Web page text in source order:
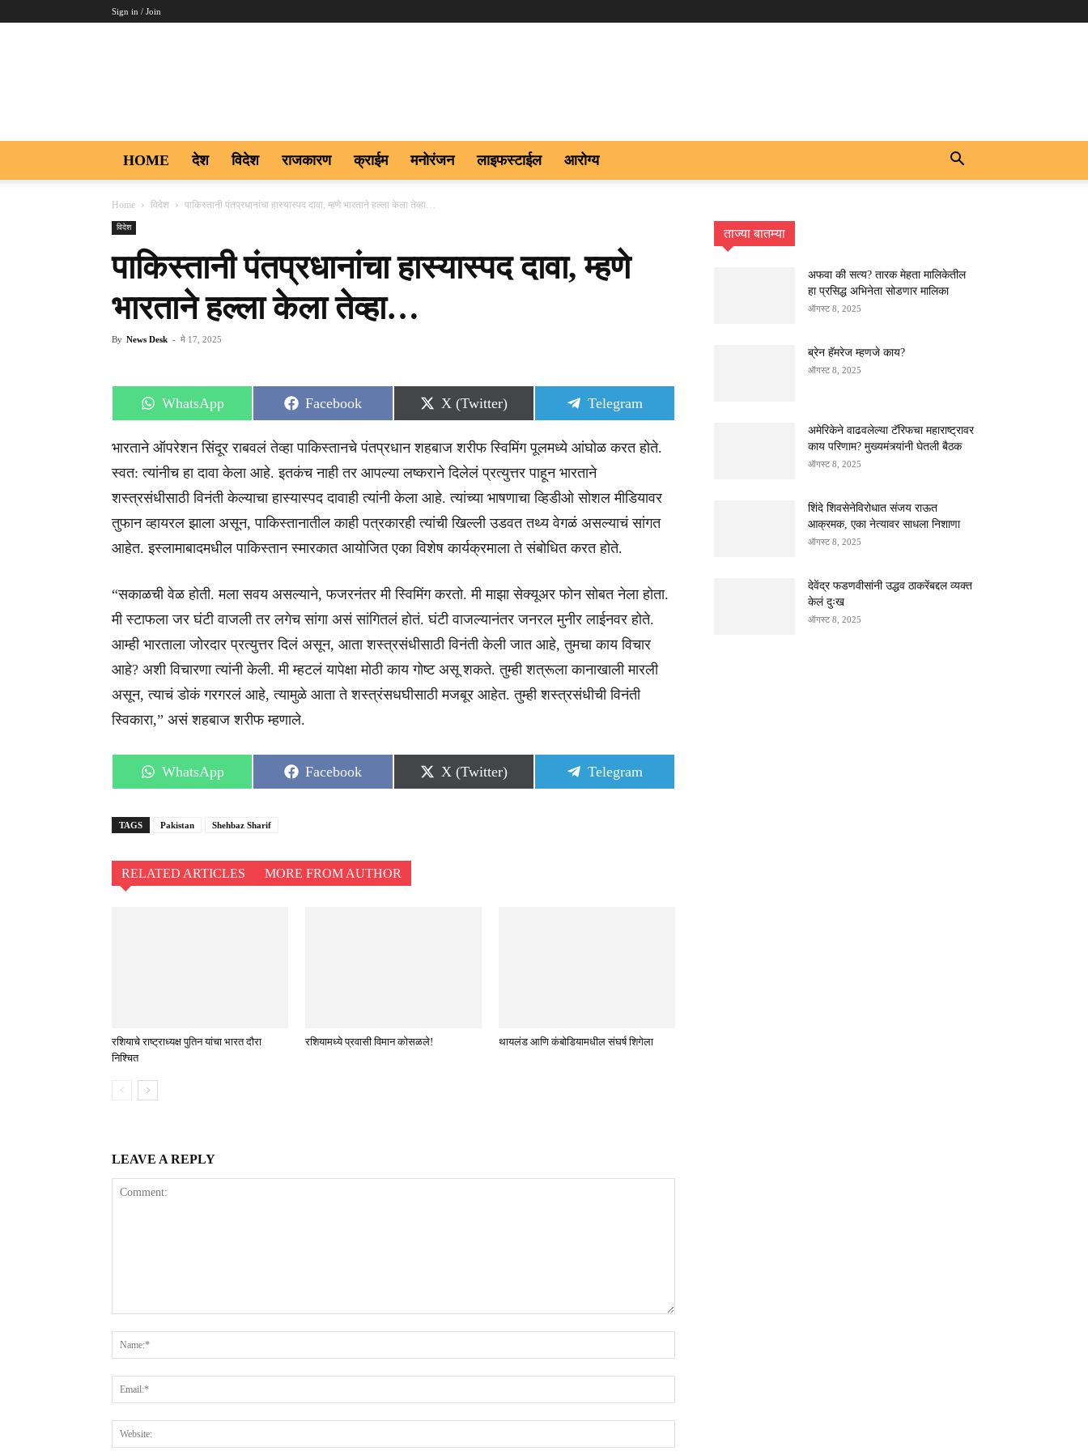
Sign in / Join
HOME देश विदेश राजकारण क्राईम मनोरंजन लाइफस्टाईल आरोग्य
Home विदेश पाकिस्तानी पंतप्रधानांचा हास्यास्पद दावा, म्हणे भारताने हल्ला केला तेव्हा…
विदेश
पाकिस्तानी पंतप्रधानांचा हास्यास्पद दावा, म्हणे
भारताने हल्ला केला तेव्हा…
By News Desk - मे 17, 2025
Share
on
WhatsApp
Share
on
Facebook
Share
on
X (Twitter)
Share
on
Telegram
भारताने ऑपरेशन सिंदूर राबवलं तेव्हा पाकिस्तानचे पंतप्रधान शहबाज शरीफ स्विमिंग पूलमध्ये आंघोळ करत होते.
स्वत: त्यांनीच हा दावा केला आहे. इतकंच नाही तर आपल्या लष्कराने दिलेलं प्रत्युत्तर पाहून भारताने
शस्त्रसंधीसाठी विनंती केल्याचा हास्यास्पद दावाही त्यांनी केला आहे. त्यांच्या भाषणाचा व्हिडीओ सोशल मीडियावर
तुफान व्हायरल झाला असून, पाकिस्तानातील काही पत्रकारही त्यांची खिल्ली उडवत तथ्य वेगळं असल्याचं सांगत
आहेत. इस्लामाबादमधील पाकिस्तान स्मारकात आयोजित एका विशेष कार्यक्रमाला ते संबोधित करत होते.
“सकाळची वेळ होती. मला सवय असल्याने, फजरनंतर मी स्विमिंग करतो. मी माझा सेक्यूअर फोन सोबत नेला होता.
मी स्टाफला जर घंटी वाजली तर लगेच सांगा असं सांगितलं होतं. घंटी वाजल्यानंतर जनरल मुनीर लाईनवर होते.
आम्ही भारताला जोरदार प्रत्युत्तर दिलं असून, आता शस्त्रसंधीसाठी विनंती केली जात आहे, तुमचा काय विचार
आहे? अशी विचारणा त्यांनी केली. मी म्हटलं यापेक्षा मोठी काय गोष्ट असू शकते. तुम्ही शत्रूला कानाखाली मारली
असून, त्याचं डोकं गरगरलं आहे, त्यामुळे आता ते शस्त्रंसधघीसाठी मजबूर आहेत. तुम्ही शस्त्रसंधीची विनंती
स्विकारा,” असं शहबाज शरीफ म्हणाले.
Share
on
WhatsApp
Share
on
Facebook
Share
on
X (Twitter)
Share
on
Telegram
TAGS Pakistan Shehbaz Sharif
RELATED ARTICLES MORE FROM AUTHOR
रशियाचे राष्ट्राध्यक्ष पुतिन यांचा भारत दौरा
निश्चित
रशियामध्ये प्रवासी विमान कोसळले! थायलंड आणि कंबोडियामधील संघर्ष शिगेला
LEAVE A REPLY
ताज्या बातम्या
अफवा की सत्य? तारक मेहता मालिकेतील
हा प्रसिद्ध अभिनेता सोडणार मालिका
ऑगस्ट 8, 2025
ब्रेन हॅमरेज म्हणजे काय?
ऑगस्ट 8, 2025
अमेरिकेने वाढवलेल्या टॅरिफचा महाराष्ट्रावर
काय परिणाम? मुख्यमंत्र्यांनी घेतली बैठक
ऑगस्ट 8, 2025
शिंदे शिवसेनेविरोधात संजय राऊत
आक्रमक, एका नेत्यावर साधला निशाणा
ऑगस्ट 8, 2025
देवेंद्र फडणवीसांनी उद्धव ठाकरेंबद्दल व्यक्त
केलं दुःख
ऑगस्ट 8, 2025